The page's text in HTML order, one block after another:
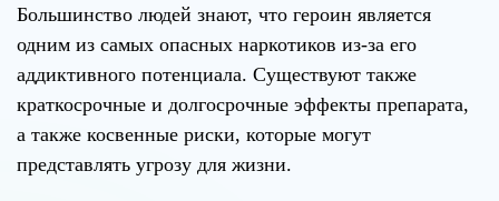
Большинство людей знают, что героин является
одним из самых опасных наркотиков из-за его
аддиктивного потенциала. Существуют также
краткосрочные и долгосрочные эффекты препарата,
а также косвенные риски, которые могут
представлять угрозу для жизни.